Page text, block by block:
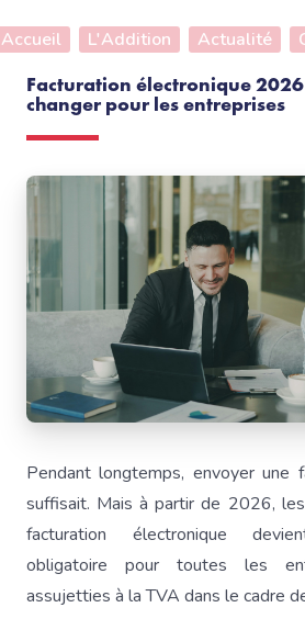
Accueil L'Addition Actualité
Facturation électronique
changer pour les entreprises
Pendant longtemps, envoyer une
suffisait. Mais à partir de 2026,
facturation électronique
obligatoire pour toutes les
assujetties à la TVA dans le cadre